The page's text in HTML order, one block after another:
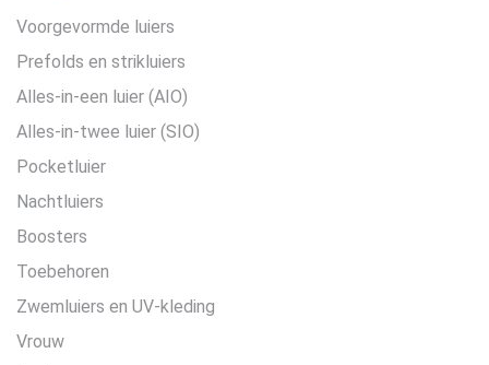
Voorgevormde luiers
Prefolds en strikluiers
Alles-in-een luier (AIO)
Alles-in-twee luier (SIO)
Pocketluier
Nachtluiers
Boosters
Toebehoren
Zwemluiers en UV-kleding
Vrouw